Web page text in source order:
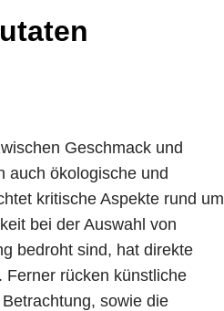
Geschmack und
auch ökologische und
kritische Aspekte rund um
bei der Auswahl von
bedroht sind, hat direkte
Ferner rücken künstliche
sowie die